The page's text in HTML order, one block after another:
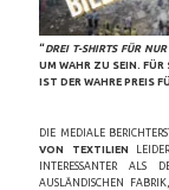
“DREI T-SHIRTS FÜR
UM WAHR ZU SEIN. FÜR
IST DER WAHRE PREIS
DIE MEDIALE
VON TEXTILIEN
INTERESSANTER
AUSLÄNDISCHEN